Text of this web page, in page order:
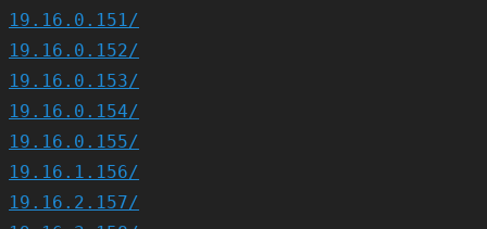
19.16.0.151/
19.16.0.152/
19.16.0.153/
19.16.0.154/
19.16.0.155/
19.16.1.156/
19.16.2.157/